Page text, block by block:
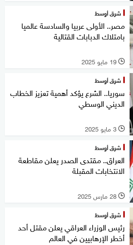
شرق أوسط
مصر.. الأولى عربيا والسادسة عالميا
بامتلاك الدبابات القتالية
l 19 مايو 2025
شرق أوسط
سوريا.. الشرع يؤكد أهمية تعزيز الخطاب
الديني الوسطي
l 3 مايو 2025
شرق أوسط
العراق.. مقتدى الصدر يعلن مقاطعة
الانتخابات المقبلة
l 28 مارس 2025
شرق أوسط
رئيس الوزراء العراقي يعلن مقتل أحد
أخطر الإرهابيين في العالم